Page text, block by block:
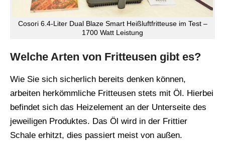
Cosori 6.4-Liter Dual Blaze Smart Heißluftfritteuse im Test –
1700 Watt Leistung
Welche Arten von Fritteusen gibt es?
Wie Sie sich sicherlich bereits denken können,
arbeiten herkömmliche Fritteusen stets mit Öl. Hierbei
befindet sich das Heizelement an der Unterseite des
jeweiligen Produktes. Das Öl wird in der Frittier
Schale erhitzt, dies passiert meist von außen.